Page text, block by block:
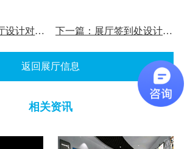
上一篇：企业展厅设计对企业发展有什么重要作用? 下一篇：展厅签到处设计数字签到处的好处？
返回展厅信息
相关资讯